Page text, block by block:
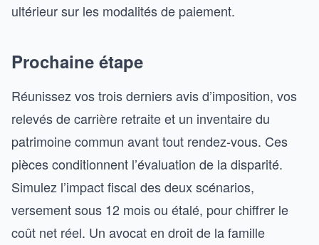
ultérieur sur les modalités de paiement.
Prochaine étape
Réunissez vos trois derniers avis d’imposition, vos
relevés de carrière retraite et un inventaire du
patrimoine commun avant tout rendez-vous. Ces
pièces conditionnent l’évaluation de la disparité.
Simulez l’impact fiscal des deux scénarios,
versement sous 12 mois ou étalé, pour chiffrer le
coût net réel. Un avocat en droit de la famille